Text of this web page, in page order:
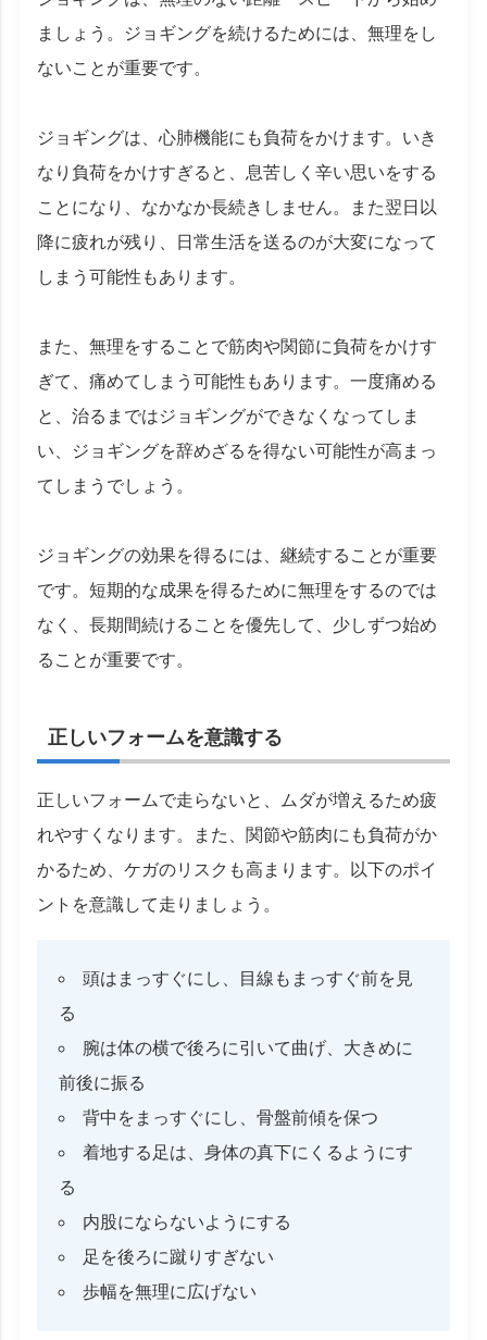
ましょう。ジョギングを続けるためには、無理をし
ないことが重要です。
ジョギングは、心肺機能にも負荷をかけます。いき
なり負荷をかけすぎると、息苦しく辛い思いをする
ことになり、なかなか長続きしません。また翌日以
降に疲れが残り、日常生活を送るのが大変になって
しまう可能性もあります。
また、無理をすることで筋肉や関節に負荷をかけす
ぎて、痛めてしまう可能性もあります。一度痛める
と、治るまではジョギングができなくなってしま
い、ジョギングを辞めざるを得ない可能性が高まっ
てしまうでしょう。
ジョギングの効果を得るには、継続することが重要
です。短期的な成果を得るために無理をするのでは
なく、長期間続けることを優先して、少しずつ始め
ることが重要です。
正しいフォームを意識する
正しいフォームで走らないと、ムダが増えるため疲
れやすくなります。また、関節や筋肉にも負荷がか
かるため、ケガのリスクも高まります。以下のポイ
ントを意識して走りましょう。
頭はまっすぐにし、目線もまっすぐ前を見
る
腕は体の横で後ろに引いて曲げ、大きめに
前後に振る
背中をまっすぐにし、骨盤前傾を保つ
着地する足は、身体の真下にくるようにす
る
内股にならないようにする
足を後ろに蹴りすぎない
歩幅を無理に広げない